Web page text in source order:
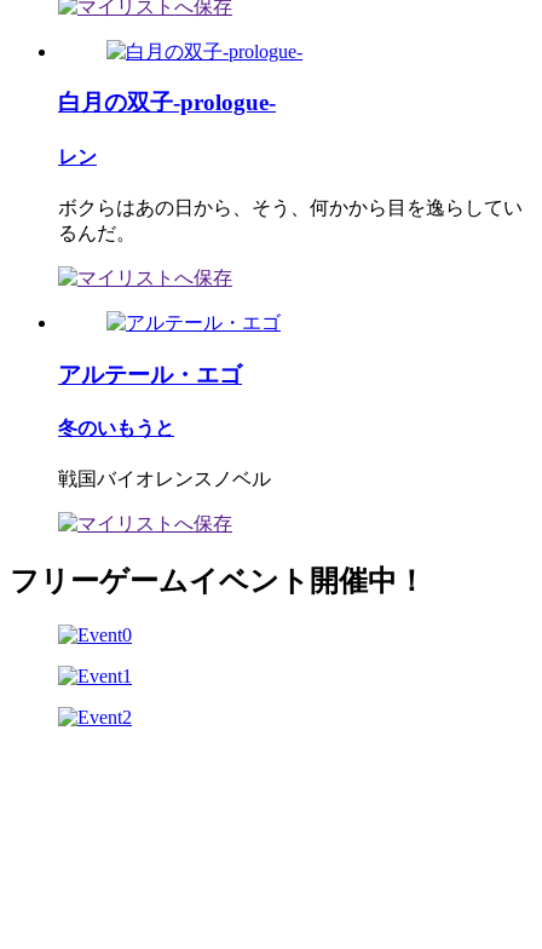
白月の双子-prologue-
レン
ボクらはあの日から、そう、何かから目を逸らしてい
るんだ。
アルテール・エゴ
冬のいもうと
戦国バイオレンスノベル
フリーゲームイベント開催中！